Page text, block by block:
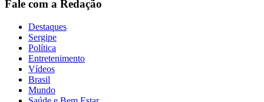
Fale com a Redação
Destaques
Sergipe
Política
Entretenimento
Vídeos
Brasil
Mundo